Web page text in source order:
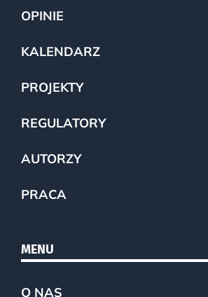
OPINIE
KALENDARZ
PROJEKTY
REGULATORY
AUTORZY
PRACA
MENU
O NAS